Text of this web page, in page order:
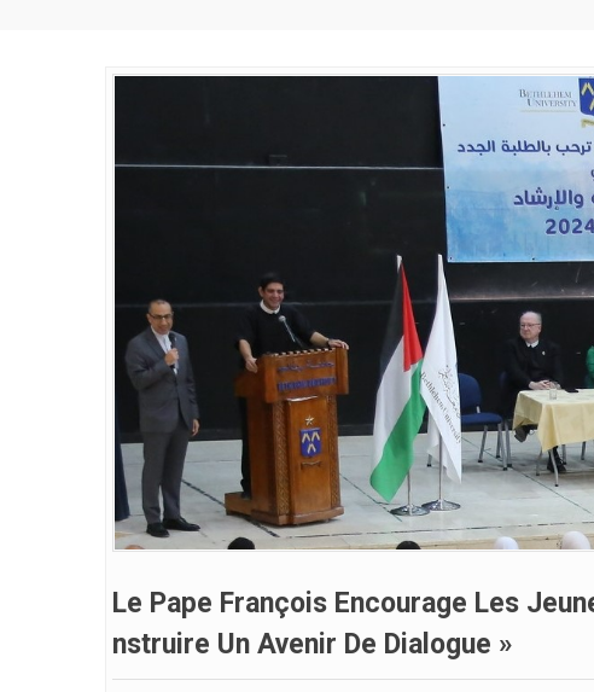
Le Pape François Encourage Les
Nstruire Un Avenir De Dialogue »